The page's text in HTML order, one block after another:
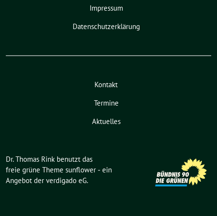
Impressum
Datenschutzerklärung
Kontakt
Termine
Aktuelles
Dr. Thomas Rink benutzt das
freie grüne Theme sunflower ‐ ein
Angebot der verdigado eG.